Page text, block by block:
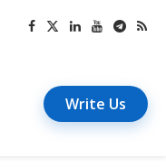
Write Us